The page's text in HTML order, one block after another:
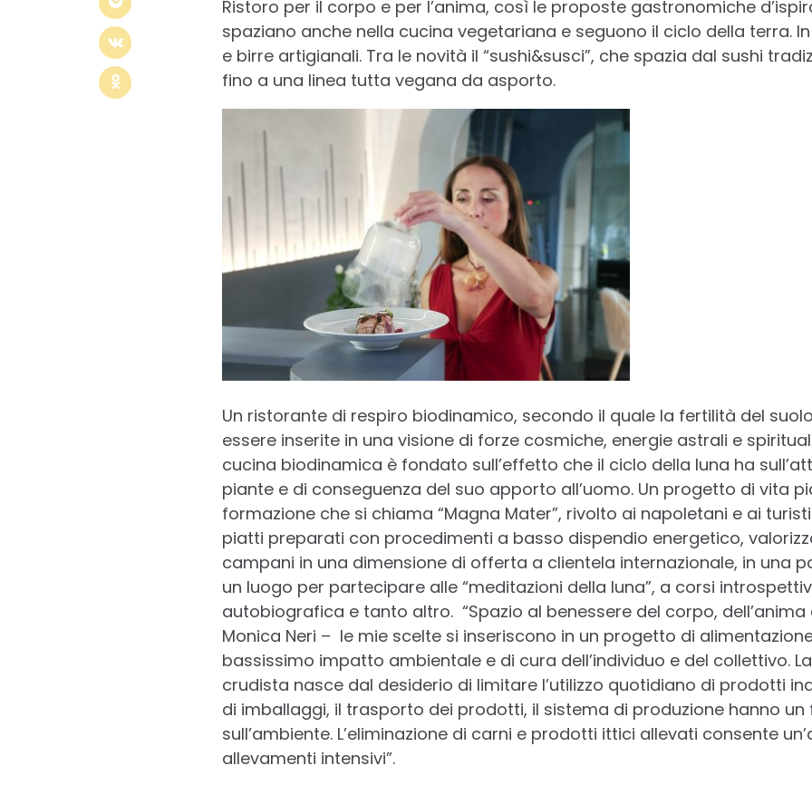
Ristoro per il corpo e per l’anima, così le proposte gastronomiche
spaziano anche nella cucina vegetariana e seguono il ciclo della terra.
e birre artigianali. Tra le novità il “sushi&susci”, che spazia dal sushi
fino a una linea tutta vegana da asporto.
Un ristorante di respiro biodinamico, secondo il quale la fertilità del
essere inserite in una visione di forze cosmiche, energie astrali e
cucina biodinamica è fondato sull’effetto che il ciclo della luna ha
piante e di conseguenza del suo apporto all’uomo. Un progetto di vita
formazione che si chiama “Magna Mater”, rivolto ai napoletani e ai
piatti preparati con procedimenti a basso dispendio energetico,
campani in una dimensione di offerta a clientela internazionale, in una
un luogo per partecipare alle “meditazioni della luna”, a corsi
autobiografica e tanto altro. “Spazio al benessere del corpo,
Monica Neri – le mie scelte si inseriscono in un progetto di
bassissimo impatto ambientale e di cura dell’individuo e del collettivo.
crudista nasce dal desiderio di limitare l’utilizzo quotidiano di prodotti
di imballaggi, il trasporto dei prodotti, il sistema di produzione hanno
sull’ambiente. L’eliminazione di carni e prodotti ittici allevati consente
allevamenti intensivi”.